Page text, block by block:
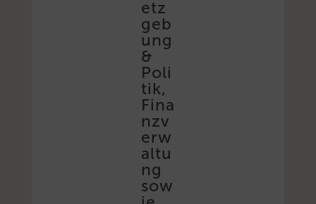
etz
geb
ung
&
Poli
tik,
Fina
nzv
erw
altu
ng
sow